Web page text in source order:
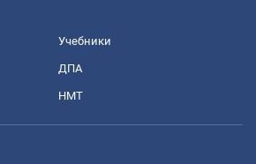
Учебники
ДПА
НМТ